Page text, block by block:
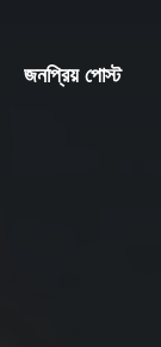
জনপ্রিয় পোস্ট